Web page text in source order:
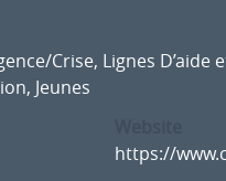
Crise, Lignes D’aide
, Jeunes
https://